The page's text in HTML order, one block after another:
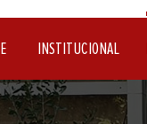
INSTITUCIONAL